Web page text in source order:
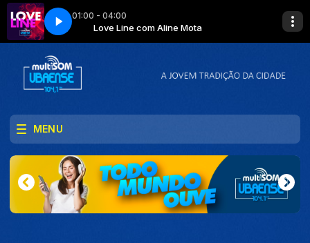
01:00 - 04:00
Love Line com Aline Mota
MENU